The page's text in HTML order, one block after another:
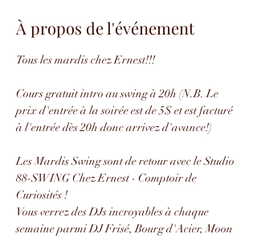
À propos de l'événement
Tous les mardis chez Ernest!!!
Cours gratuit intro au swing à 20h (N.B. Le
prix d'entrée à la soirée est de 5$ et est facturé
à l'entrée dès 20h donc arrivez d'avance!)
Les Mardis Swing sont de retour avec le Studio
88-SWING Chez Ernest - Comptoir de
Curiosités !
Vous verrez des DJs incroyables à chaque
semaine parmi DJ Frisé, Bourg d'Acier, Moon